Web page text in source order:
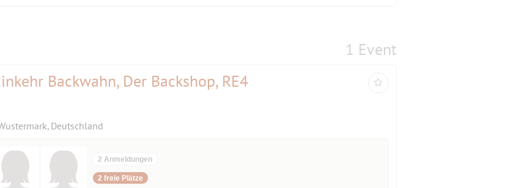
1 Event
Backwahn, Der Backshop, RE4
Deutschland
2 Anmeldungen
2 freie Plätze